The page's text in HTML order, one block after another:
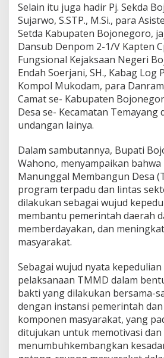
Selain itu juga hadir Pj. Sekda
Sujarwo, S.STP., M.Si., para
Setda Kabupaten Bojonegoro,
Dansub Denpom 2-1/V Kapten
Fungsional Kejaksaan Negeri
Endah Soerjani, SH., Kabag
Kompol Mukodam, para
Camat se- Kabupaten
Desa se- Kecamatan Temayang
undangan lainya.
Dalam sambutannya, Bupati
Wahono, menyampaikan
Manunggal Membangun Desa
program terpadu dan lintas
dilakukan sebagai wujud
membantu pemerintah daerah
memberdayakan, dan
masyarakat.
Sebagai wujud nyata kepedulian
pelaksanaan TMMD dalam
bakti yang dilakukan bersama-
dengan instansi pemerintah
komponen masyarakat, yang
ditujukan untuk memotivasi dan
menumbuhkembangkan